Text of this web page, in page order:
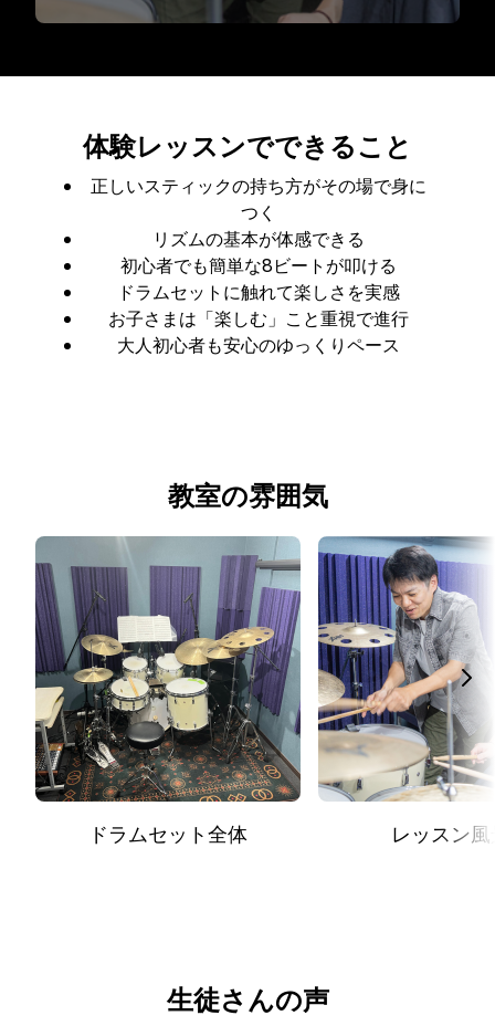
体験レッスンでできること
正しいスティックの持ち方がその場で身に
つく
リズムの基本が体感できる
初心者でも簡単な8ビートが叩ける
ドラムセットに触れて楽しさを実感
お子さまは「楽しむ」こと重視で進行
大人初心者も安心のゆっくりペース
教室の雰囲気
ドラムセット全体 レッスン
生徒さんの声